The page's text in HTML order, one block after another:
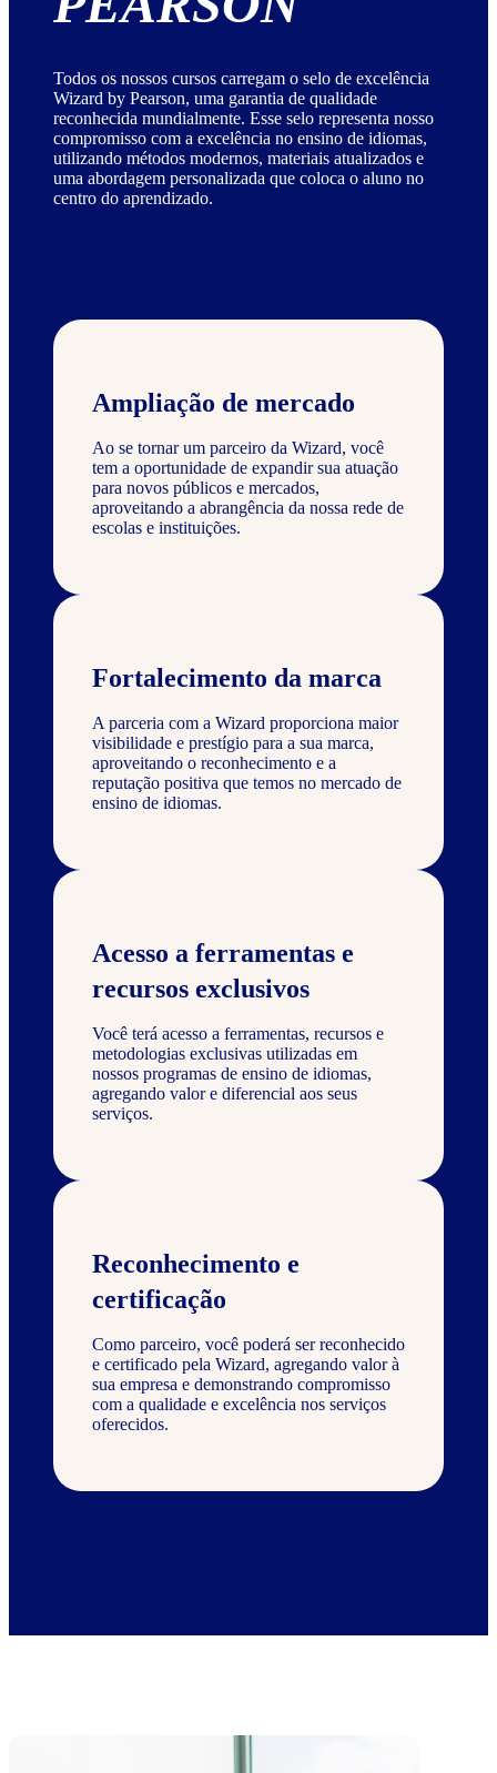
Todos os nossos cursos carregam o selo de excelência
Wizard by Pearson, uma garantia de qualidade
reconhecida mundialmente. Esse selo representa nosso
compromisso com a excelência no ensino de idiomas,
utilizando métodos modernos, materiais atualizados e
uma abordagem personalizada que coloca o aluno no
centro do aprendizado.
Ampliação de mercado
Ao se tornar um parceiro da Wizard, você
tem a oportunidade de expandir sua atuação
para novos públicos e mercados,
aproveitando a abrangência da nossa rede de
escolas e instituições.
Fortalecimento da marca
A parceria com a Wizard proporciona maior
visibilidade e prestígio para a sua marca,
aproveitando o reconhecimento e a
reputação positiva que temos no mercado de
ensino de idiomas.
Acesso a ferramentas e
recursos exclusivos
Você terá acesso a ferramentas, recursos e
metodologias exclusivas utilizadas em
nossos programas de ensino de idiomas,
agregando valor e diferencial aos seus
serviços.
Reconhecimento e
certificação
Como parceiro, você poderá ser reconhecido
e certificado pela Wizard, agregando valor à
sua empresa e demonstrando compromisso
com a qualidade e excelência nos serviços
oferecidos.